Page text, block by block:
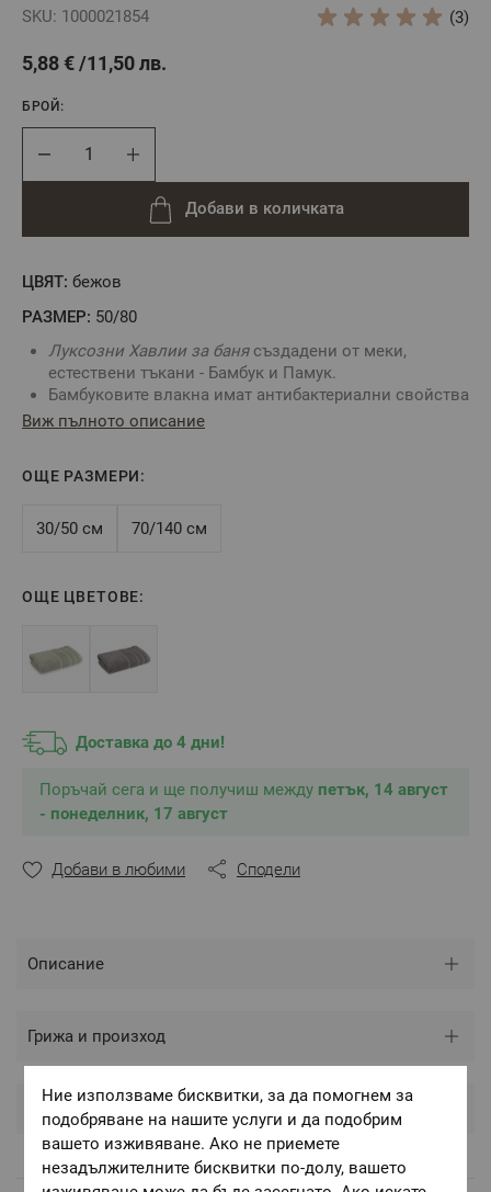
SKU: 1000021854 (3)
5,88 € 11,50 лв.
ЦВЯТ: бежов
РАЗМЕР: 50/80
Луксозни Хавлии за банясъздадени от меки,
естествени тъкани - Бамбук и Памук.
Бамбуковите влакна имат антибактериални свойства
и голяма попивателната способност.
Плътност:550 г/м
Цвят:Беж
разминаване в тоновете и цветовете.
Виж пълното описание
ОЩЕ РАЗМЕРИ:
30/50 см 70/140 см
ОЩЕ ЦВЕТОВЕ:
Доставка до 4 дни!
Поръчай сега и ще получиш между петък, 14 август
- понеделник, 17 август
БРОЙ:
Добави в количката
Добави в любими Сподели
Описание
Грижа и произход
Оценки и коментари
Ние използваме бисквитки, за да помогнем за
подобряване на нашите услуги и да подобрим
вашето изживяване. Ако не приемете
незадължителните бисквитки по-долу, вашето